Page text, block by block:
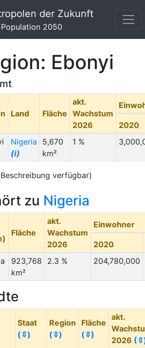
der Zukunft
2050
Ebonyi
Land Fläche
akt.
Wachstum
2026
2020
Nigeria
(i)
5,670
km²
1 %
verfügbar)
zu Nigeria
Fläche
akt.
Wachstum
2026
Einwohner
2020
923,768
km²
2.3 % 204,780,000
Staat
(⇳)
Region
(⇳)
Fläche
(⇳)
akt.
2026